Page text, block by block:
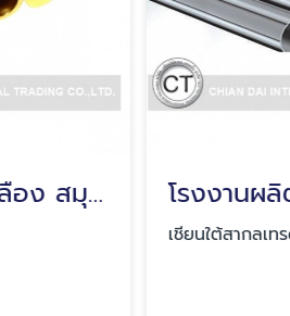
ขายส่งท่อทองเหลือง สมุทรปราการ
เชียนใต้สากลเทรดดิ้ง